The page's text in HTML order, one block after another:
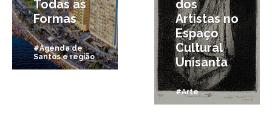
Todas as
Formas
#Agenda de
Santos e região
dos
Artistas no
Espaço
Cultural
Unisanta
#Arte
9/06/2015